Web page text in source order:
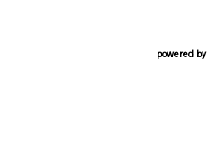
powered by